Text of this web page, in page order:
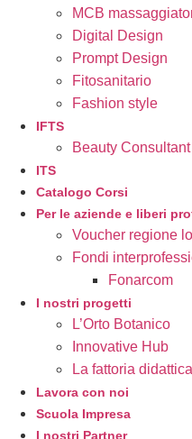
MCB
Digital Design
Prompt Design
Fitosanitario
Fashion style
IFTS
Beauty Consultant
ITS
Catalogo Corsi
Per le aziende e liberi
Voucher regione
Fondi
Fonarcom
I nostri progetti
L’Orto Botanico
Innovative Hub
La fattoria didattica
Lavora con noi
Scuola Impresa
I nostri Partner